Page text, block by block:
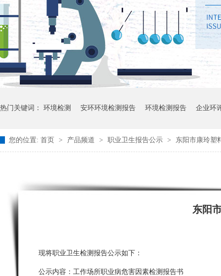
热门关键词： 环境检测 安环环境检测报告 环境检测报告 企业环
您的位置: 首页 > 产品频道 > 职业卫生报告公示 > 东阳市康玲塑
东阳
现将职业卫生检测报告公示如下：
公示内容： 工作场所职业病危害因素检测报告书